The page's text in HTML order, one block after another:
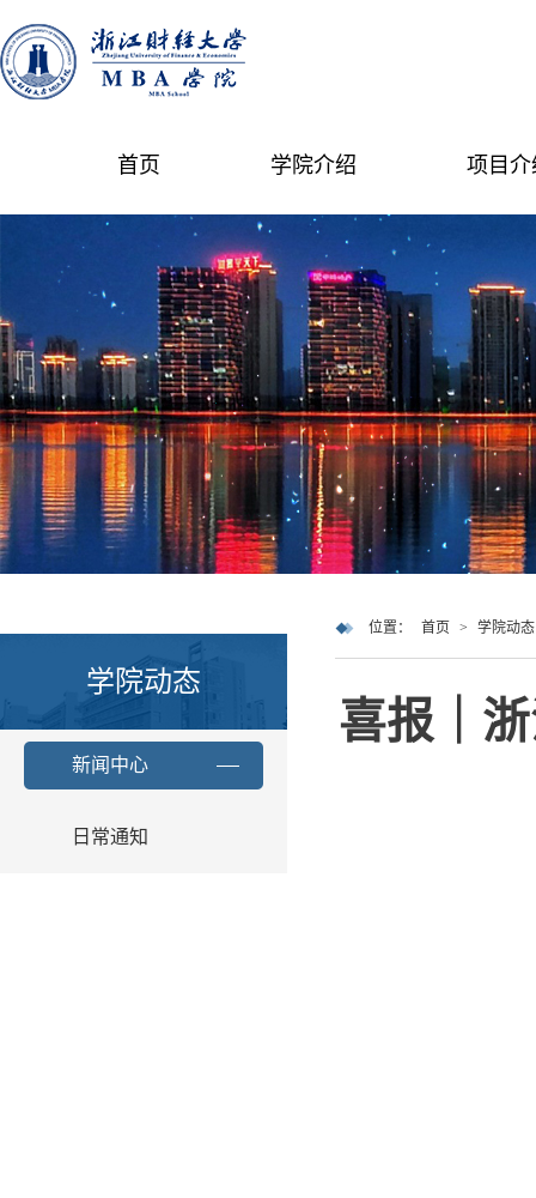
首页 学院介绍 项目介
学院动态
新闻中心
日常通知
位置： 首页 > 学院动态
喜报｜